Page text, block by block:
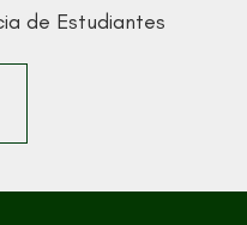
de Estudiantes